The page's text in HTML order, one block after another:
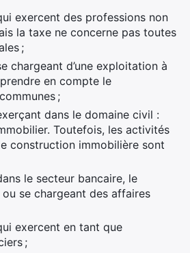
exercent des professions non
la taxe ne concerne pas toutes
;
chargeant d’une exploitation à
en compte le
;
dans le domaine civil :
Toutefois, les activités
construction immobilière sont
le secteur bancaire, le
se chargeant des affaires
exercent en tant que
;